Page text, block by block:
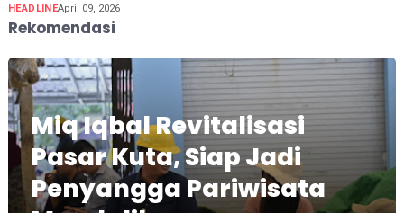
HEADLINEApril 09, 2026
Rekomendasi
Miq Iqbal Revitalisasi
Pasar Kuta, Siap Jadi
Penyangga Pariwisata